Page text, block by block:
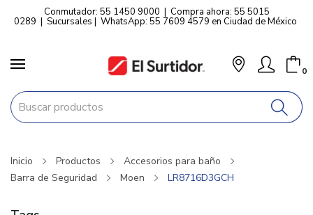
Conmutador: 55 1450 9000 | Compra ahora: 55 5015
0289 | Sucursales | WhatsApp: 55 7609 4579 en Ciudad de México
0
Inicio Productos
Accesorios para baño
Barra de Seguridad
Moen LR8716D3GCH